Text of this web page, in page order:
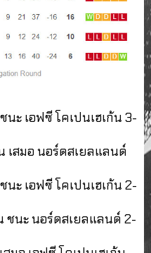
ะ เอฟซี โคเปนเฮเก้น 3-
เสมอ นอร์ดสเยลแลนด์
ะ เอฟซี โคเปนเฮเก้น 2-
ชนะ นอร์ดสเยลแลนด์ 2-